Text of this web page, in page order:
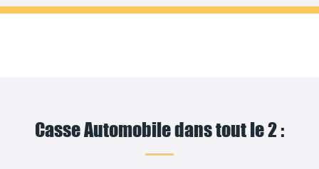
Casse Automobile dans tout le 2 :